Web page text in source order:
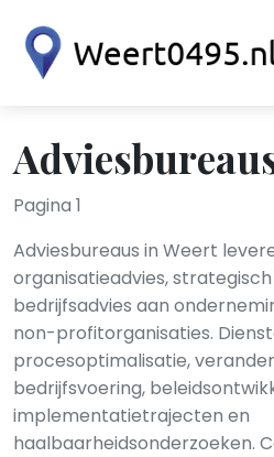
Pagina 1
Adviesbureaus in Weert
organisatieadvies,
bedrijfsadvies aan
non-profitorganisaties.
procesoptimalisatie,
bedrijfsvoering,
implementatietrajecten en
haalbaarheidsonderzoeken.